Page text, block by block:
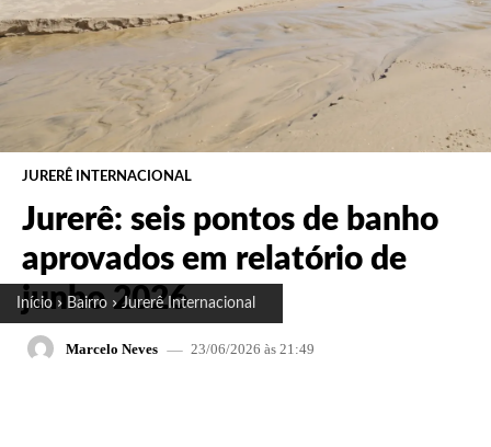
Início Bairro Jurerê Internacional
JURERÊ INTERNACIONAL
Jurerê: seis pontos de banho
aprovados em relatório de
junho 2026
Marcelo Neves 23/06/2026 às 21:49